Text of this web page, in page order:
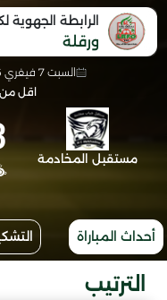
الرابطة الجهوية
ورقلة
السبت 7 فيفري 2026
اقل من 20 سنة-أ
مستقبل المخادمة
أحداث المباراة
الترتيب